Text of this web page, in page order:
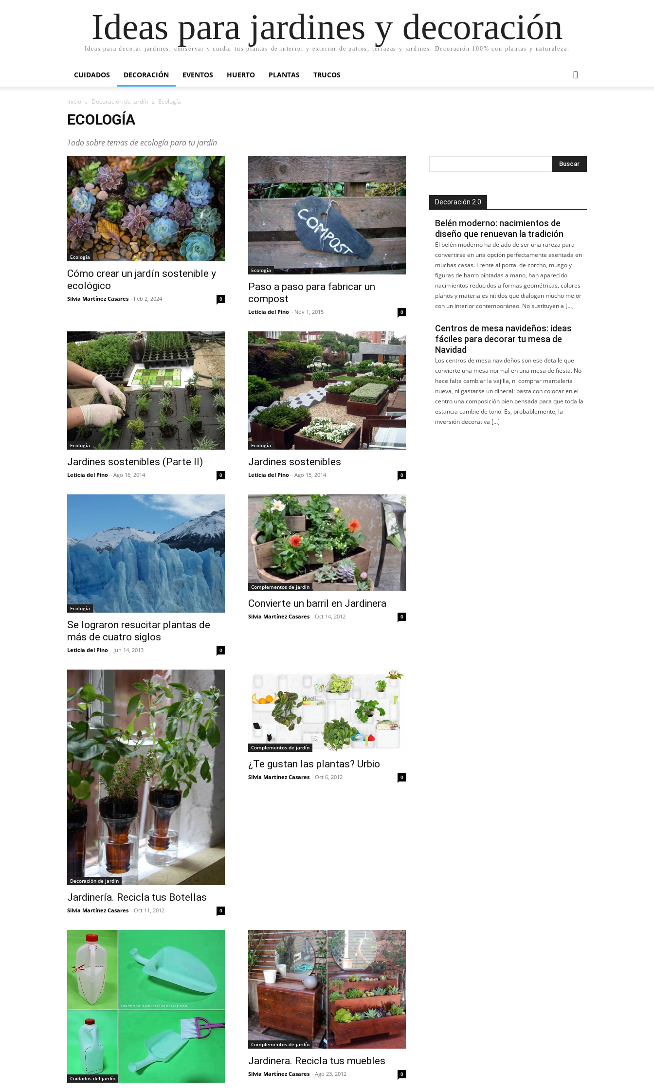
Ideas para jardines y decoración
Ideas para decorar jardines, conservar y cuidar tus plantas de interior y exterior de patios, terrazas y jardines. Decoración 100% con plantas y naturaleza.
CUIDADOS DECORACIÓN EVENTOS HUERTO PLANTAS TRUCOS
Inicio Decoración de jardín Ecología
ECOLOGÍA
Todo sobre temas de ecología para tu jardín
Ecología
Cómo crear un jardín sostenible y
ecológico
Silvia Martínez Casares - Feb 2, 2024 0
Ecología
Paso a paso para fabricar un
compost
Leticia del Pino - Nov 1, 2015 0
Ecología
Jardines sostenibles (Parte II)
Leticia del Pino - Ago 16, 2014 0
Ecología
Jardines sostenibles
Leticia del Pino - Ago 15, 2014 0
Ecología
Se lograron resucitar plantas de
más de cuatro siglos
Leticia del Pino - Jun 14, 2013 0
Complementos de jardín
Convierte un barril en Jardinera
Silvia Martínez Casares - Oct 14, 2012 0
Decoración de jardín
Jardinería. Recicla tus Botellas
Silvia Martínez Casares - Oct 11, 2012 0
Complementos de jardín
¿Te gustan las plantas? Urbio
Silvia Martínez Casares - Oct 6, 2012 0
Cuidados del jardín
Complementos de jardín
Jardinera. Recicla tus muebles
Silvia Martínez Casares - Ago 23, 2012 0
Decoración 2.0
Belén moderno: nacimientos de
diseño que renuevan la tradición
El belén moderno ha dejado de ser una rareza para
convertirse en una opción perfectamente asentada en
muchas casas. Frente al portal de corcho, musgo y
figuras de barro pintadas a mano, han aparecido
nacimientos reducidos a formas geométricas, colores
planos y materiales nítidos que dialogan mucho mejor
con un interior contemporáneo. No sustituyen a […]
Centros de mesa navideños: ideas
fáciles para decorar tu mesa de
Navidad
Los centros de mesa navideños son ese detalle que
convierte una mesa normal en una mesa de fiesta. No
hace falta cambiar la vajilla, ni comprar mantelería
nueva, ni gastarse un dineral: basta con colocar en el
centro una composición bien pensada para que toda la
estancia cambie de tono. Es, probablemente, la
inversión decorativa […]